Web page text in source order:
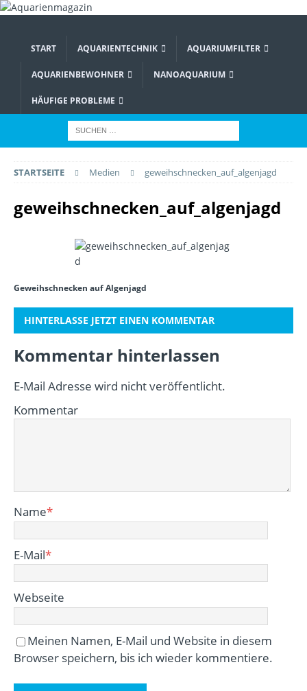
START AQUARIENTECHNIK AQUARIUMFILTER
AQUARIENBEWOHNER NANOAQUARIUM
HÄUFIGE PROBLEME
STARTSEITE Medien geweihschnecken_auf_algenjagd
geweihschnecken_auf_algenjagd
Geweihschnecken auf Algenjagd
HINTERLASSE JETZT EINEN KOMMENTAR
Kommentar hinterlassen
E-Mail Adresse wird nicht veröffentlicht.
Kommentar
Name*
E-Mail*
Webseite
Meinen Namen, E-Mail und Website in diesem
Browser speichern, bis ich wieder kommentiere.